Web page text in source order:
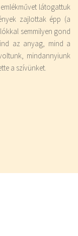
látogattuk
zajlottak épp (a
semmilyen gond
az anyag, mind a
mindannyiunk
a szívünket.